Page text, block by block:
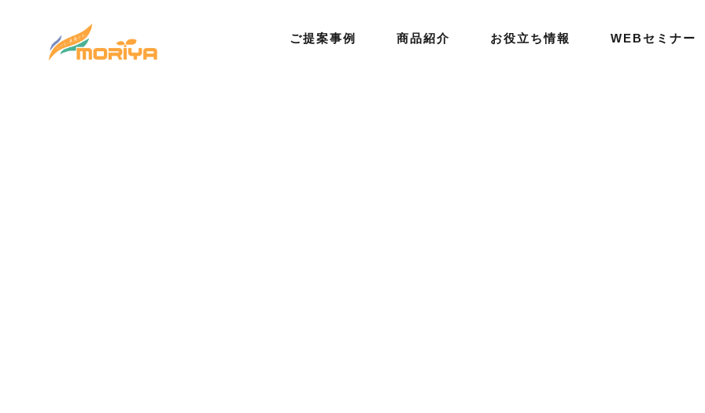
ご提案事例 商品紹介 お役立ち情報 WEBセミナー